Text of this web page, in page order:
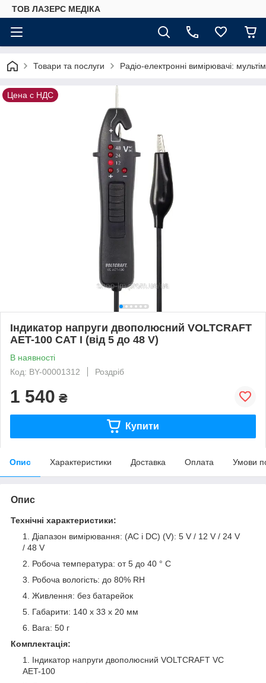
ТОВ ЛАЗЕРС МЕДІКА
Товари та послуги Радіо-електронні вимірювачі:
Цена с НДС
Індикатор напруги двополюсний VOLTCRAFT
AET-100 CAT I (від 5 до 48 V)
В наявності
Код: BY-00001312
Роздріб
1 540 ₴
Купити
Опис Характеристики Доставка Оплата Умови
Опис
Технічні характеристики:
Діапазон вимірювання: (AC i DC) (V): 5 V / 12 V / 24 V
/ 48 V
Робоча температура: от 5 до 40 ° C
Робоча вологість: до 80% RH
Живлення: без батарейок
Габарити: 140 x 33 x 20 мм
Вага: 50 г
Комплектація:
Індикатор напруги двополюсний VOLTCRAFT VC
AET-100